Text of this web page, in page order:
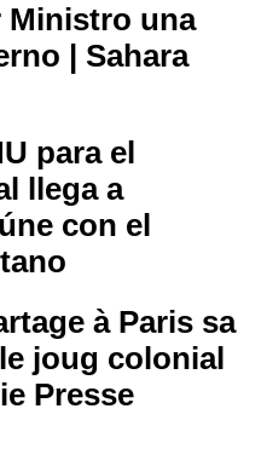
Ministro una
| Sahara
para el
llega a
con el
à Paris sa
joug colonial
Presse